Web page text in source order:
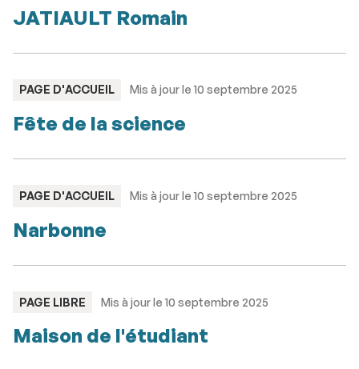
JATIAULT Romain
TYPE
PAGE D'ACCUEIL Mis à jour le 10 septembre 2025
Fête de la science
TYPE
PAGE D'ACCUEIL Mis à jour le 10 septembre 2025
Narbonne
TYPE
PAGE LIBRE Mis à jour le 10 septembre 2025
Maison de l'étudiant